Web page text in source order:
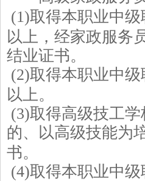
(1)取得本职业中
以上，经家政服务
结业证书。
(2)取得本职业中
以上。
(3)取得高级技工
的、以高级技能为
书。
(4)取得本职业中